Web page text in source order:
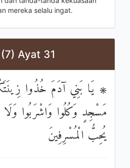
mereka selalu ingat.
Ayat 31
۞ يَا بَنِي آدَمَ خُذُوا
مَسْجِدٍ وَكُلُوا وَاشْرَبُوا وَلَا
يُحِبُّ الْمُسْرِفِينَ